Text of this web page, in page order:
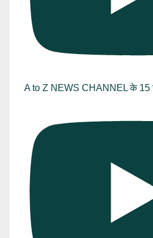
A to Z NEWS CHANNEL के 15